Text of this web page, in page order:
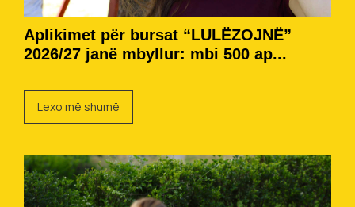
Aplikimet për bursat “LULËZOJNË”
2026/27 janë mbyllur: mbi 500 ap...
Lexo më shumë